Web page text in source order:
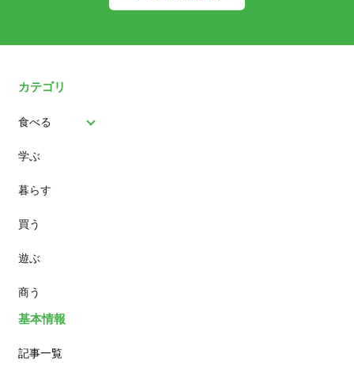
カテゴリ
食べる
パン
スイーツ
ランチ
カフェ
学ぶ
暮らす
買う
遊ぶ
商う
基本情報
記事一覧